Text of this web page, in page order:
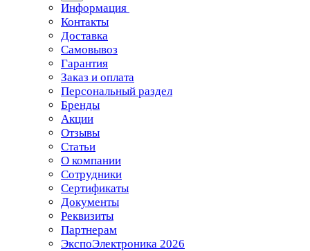
Информация
Контакты
Доставка
Самовывоз
Гарантия
Заказ и оплата
Персональный раздел
Бренды
Акции
Отзывы
Статьи
О компании
Сотрудники
Сертификаты
Документы
Реквизиты
Партнерам
ЭкспоЭлектроника 2026